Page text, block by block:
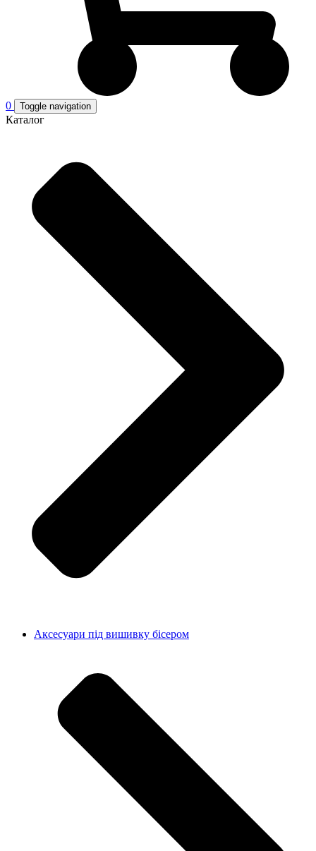
0 Toggle navigation
Каталог
Аксесуари під вишивку бісером